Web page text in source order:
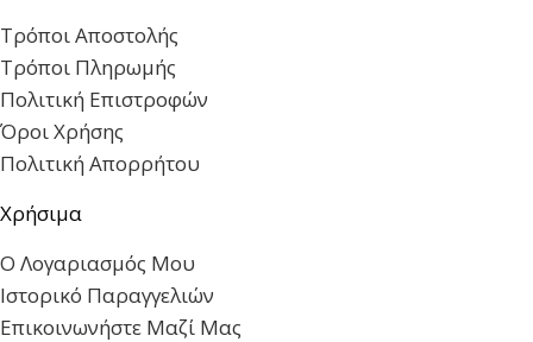
Τρόποι Αποστολής
Τρόποι Πληρωμής
Πολιτική Επιστροφών
Όροι Χρήσης
Πολιτική Απορρήτου
Χρήσιμα
Ο Λογαριασμός Μου
Ιστορικό Παραγγελιών
Επικοινωνήστε Μαζί Μας